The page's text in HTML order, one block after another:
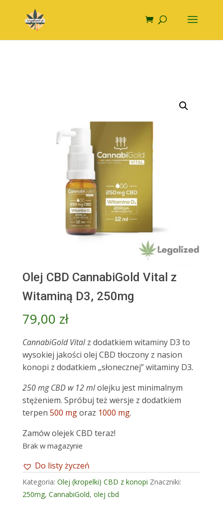
Olej CBD CannabiGold Vital z
Witaminą D3, 250mg
79,00 zł
CannabiGold Vitalz dodatkiem witaminy D3 to
wysokiej jakości olej CBD tłoczony z nasion
konopi z dodatkiem „słonecznej” witaminy D3.
250 mg CBD w 12 mlolejku jest minimalnym
stężeniem. Spróbuj też wersje z dodatkiem
terpen 500 mgoraz 1000 mg.
Zamów olejek CBD teraz!
Brak w magazynie
Do listy życzeń
Kategoria: Olej (kropelki) CBD z konopi Znaczniki:
250mg, CannabiGold, olej cbd